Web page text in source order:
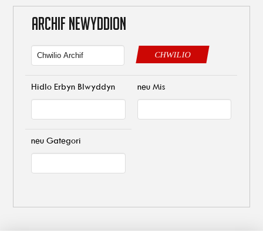
ARCHIF NEWYDDION
CHWILIO
Hidlo Erbyn Blwyddyn neu Mis
neu Gategori